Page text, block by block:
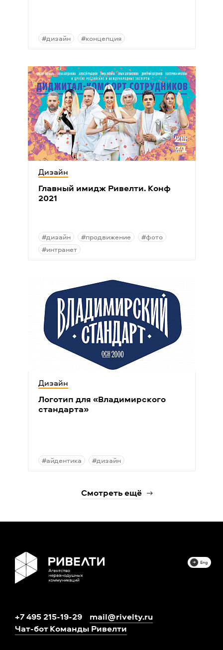
#дизайн #концепция
Дизайн
Главный имидж Ривелти. Конф
2021
#дизайн #продвижение
#фото
#интранет
Дизайн
Логотип для «Владимирского
стандарта»
#айдентика #дизайн
Смотреть ещё
+7 495 215-19-29
mail@rivelty.ru
Чат-бот Команды Ривелти
Eng